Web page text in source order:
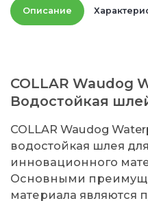
Описание
COLLAR Waudog
Водостойкая
COLLAR Waudog
водостойкая шлея
инновационного
Основными
материала являются